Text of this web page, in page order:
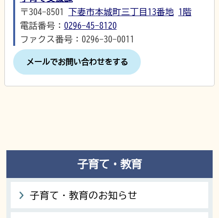
〒304-8501 下妻市本城町三丁目13番地 1階
電話番号： 0296-45-8120
ファクス番号：0296-30-0011
メールでお問い合わせをする
子育て・教育
子育て・教育のお知らせ